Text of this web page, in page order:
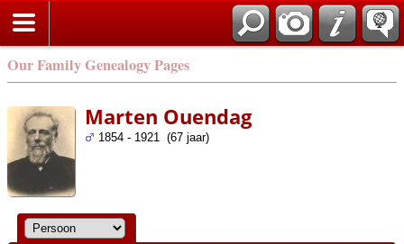
Our Family Genealogy Pages
Marten Ouendag
1854 - 1921 (67 jaar)